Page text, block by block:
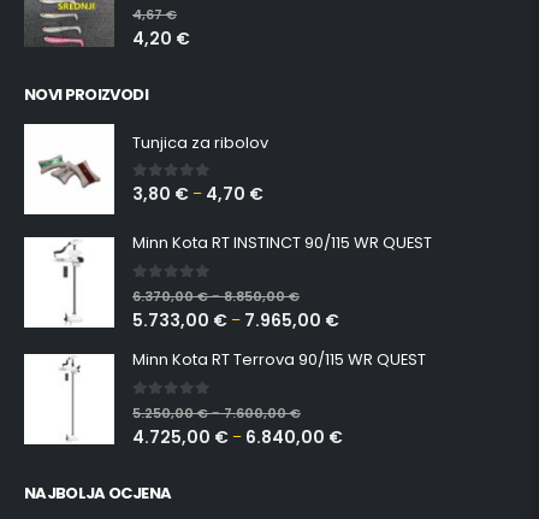
0 out of 5
4,67€
4,20 €
NOVI PROIZVODI
Tunjica za ribolov
0 out of 5
3,80 € – 4,70 €
Minn Kota RT INSTINCT 90/115 WR QUEST
0 out of 5
6.370,00€–8.850,00€
5.733,00 € – 7.965,00 €
Minn Kota RT Terrova 90/115 WR QUEST
0 out of 5
5.250,00€–7.600,00€
4.725,00 € – 6.840,00 €
NAJBOLJA OCJENA